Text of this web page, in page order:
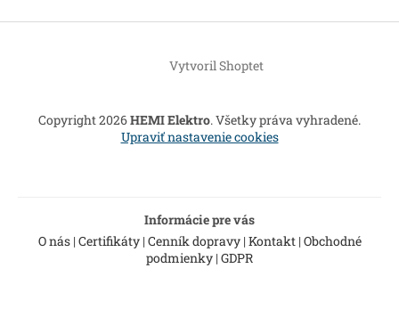
Vytvoril Shoptet
Copyright 2026HEMI Elektro. Všetky práva vyhradené.
Upraviť nastavenie cookies
Informácie pre vás
O nás| Certifikáty| Cenník dopravy| Kontakt| Obchodné
podmienky | GDPR